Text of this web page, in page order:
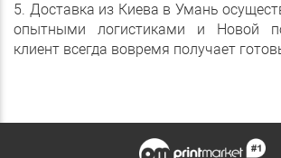
5. Доставка из Киева в Умань
опытными логистиками и Новой
клиент всегда вовремя получает